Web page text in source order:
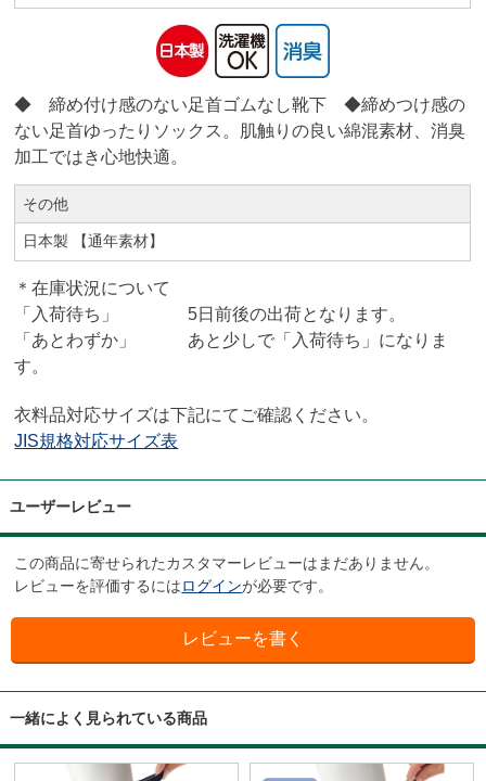
◆ 締め付け感のない足首ゴムなし靴下 ◆締めつけ感の
ない足首ゆったりソックス。肌触りの良い綿混素材、消臭
加工ではき心地快適。
その他
日本製 【通年素材】
＊在庫状況について
「入荷待ち」 5日前後の出荷となります。
「あとわずか」 あと少しで「入荷待ち」になりま
す。
衣料品対応サイズは下記にてご確認ください。
JIS規格対応サイズ表
ユーザーレビュー
この商品に寄せられたカスタマーレビューはまだありません。
レビューを評価するにはログインが必要です。
一緒によく見られている商品